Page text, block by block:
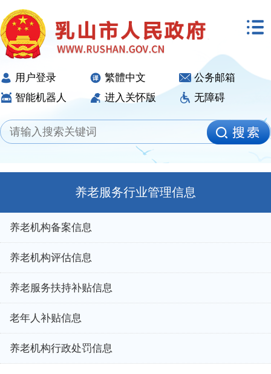
用户登录 繁體中文
公务邮箱
智能机器人
进入关怀版 无障碍
养老服务行业管理信息
养老机构备案信息
养老机构评估信息
养老服务扶持补贴信息
老年人补贴信息
养老机构行政处罚信息